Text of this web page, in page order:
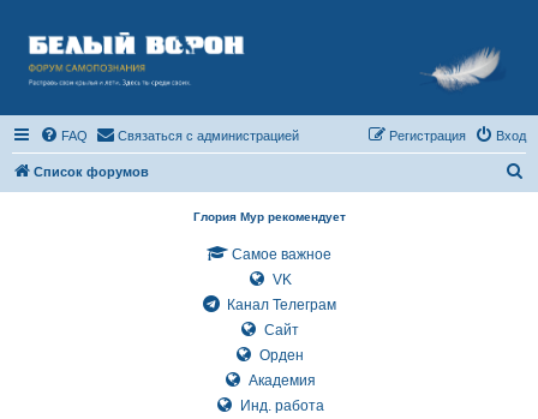
FAQ Связаться с администрацией Вход
Регистрация
Список форумов
Глория Мур рекомендует
Самое важное
VK
Канал Телеграм
Сайт
Орден
Академия
Инд. работа